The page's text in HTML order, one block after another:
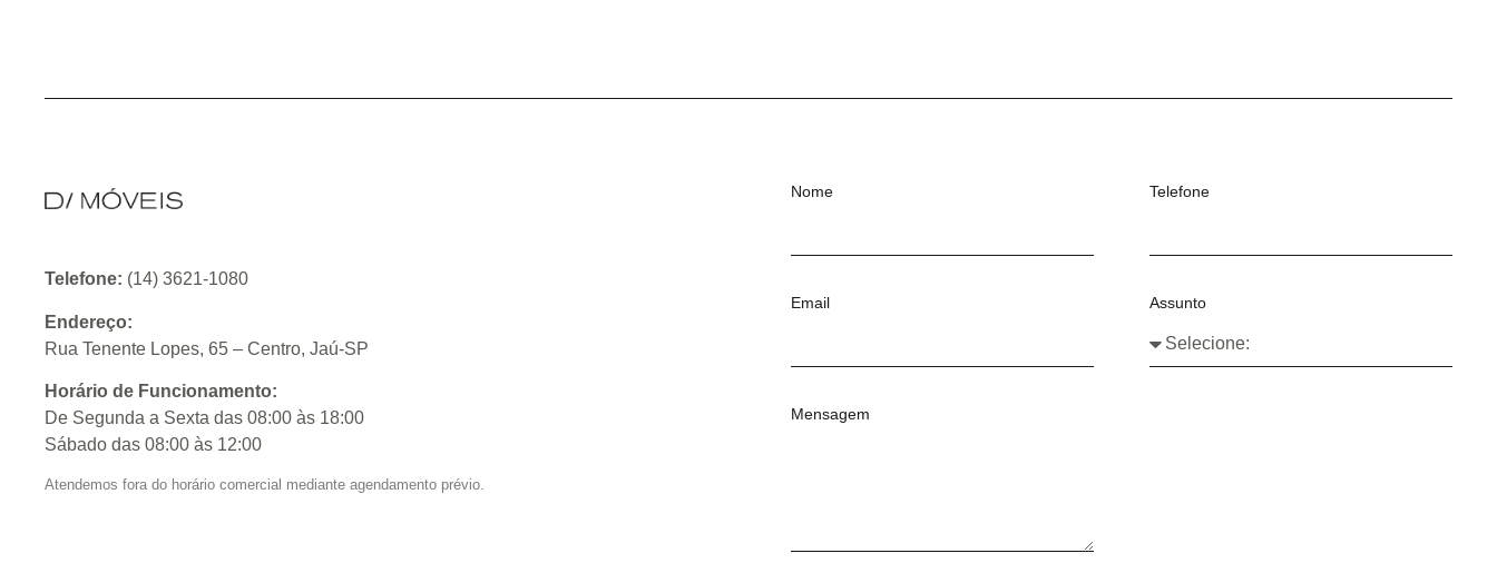
Telefone: (14) 3621-1080
Endereço:
Rua Tenente Lopes, 65 – Centro, Jaú-SP
Horário de Funcionamento:
De Segunda a Sexta das 08:00 às 18:00
Sábado das 08:00 às 12:00
Atendemos fora do horário comercial mediante agendamento prévio.
Nome Telefone
Email Assunto
Mensagem